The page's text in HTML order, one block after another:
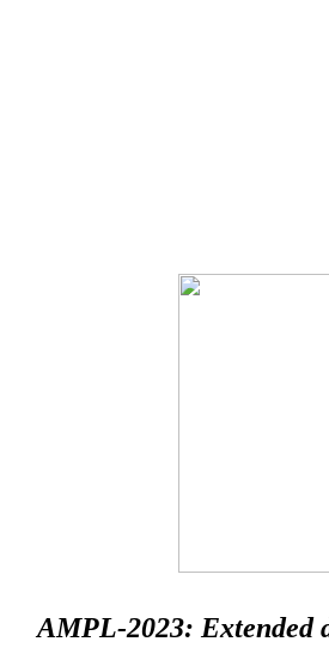
AMPL-2023: Extended